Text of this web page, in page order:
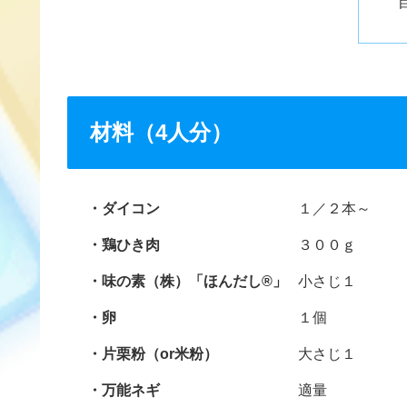
材料（4人分）
ダイコン １／２本～
鶏ひき肉 ３００ｇ
味の素（株）「ほんだし®」 小さじ１
卵 １個
片栗粉（or米粉） 大さじ１
万能ネギ 適量